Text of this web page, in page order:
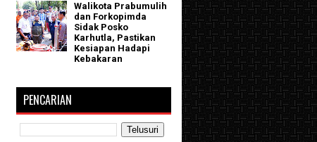
Walikota Prabumulih
dan Forkopimda
Sidak Posko
Karhutla, Pastikan
Kesiapan Hadapi
Kebakaran
PENCARIAN